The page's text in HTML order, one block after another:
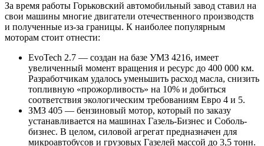
За время работы Горьковский автомобильный завод ставил на
свои машины многие двигатели отечественного производств
и полученные из-за границы. К наиболее популярным
моторам стоит отнести:
EvoTech 2.7 — создан на базе УМЗ 4216, имеет
увеличенный момент вращения и ресурс до 400 000 км.
Разработчикам удалось уменьшить расход масла, снизить
топливную «прожорливость» на 10% и добиться
соответствия экологическим требованиям Евро 4 и 5.
ЗМЗ 405 — бензиновый мотор, который по заказу
устанавливается на машинах Газель-Бизнес и Соболь-
бизнес. В целом, силовой агрегат предназначен для
микроавтобусов и грузовых Газелей массой до 3,5 тонн.